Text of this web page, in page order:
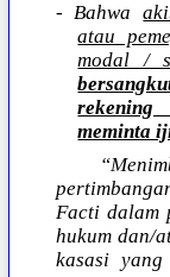
- Bahwa
atau
modal /
meminta
Facti dalam
hukum dan/
kasasi